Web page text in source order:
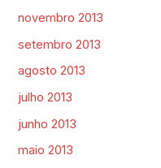
novembro 2013
setembro 2013
agosto 2013
julho 2013
junho 2013
maio 2013